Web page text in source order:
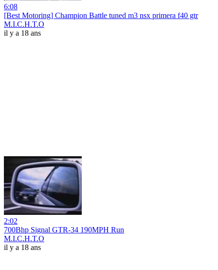
6:08
[Best Motoring] Champion Battle tuned m3 nsx primera f40 gtr
M.I.C.H.T.O
il y a 18 ans
2:02
700Bhp Signal GTR-34 190MPH Run
M.I.C.H.T.O
il y a 18 ans